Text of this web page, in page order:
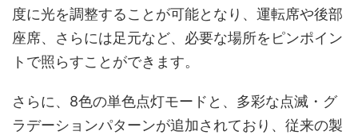
度に光を調整することが可能となり、運転席や後部
座席、さらには足元など、必要な場所をピンポイン
トで照らすことができます。
さらに、8色の単色点灯モードと、多彩な点滅・グ
ラデーションパターンが追加されており、従来の製